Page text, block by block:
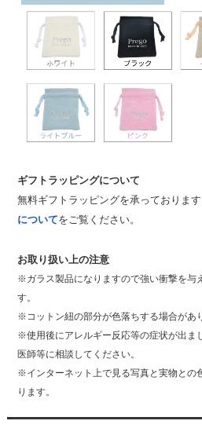
ギフトラッピングについて
無料ギフトラッピングを承っておりま
についてをご覧ください。
お取り扱い上の注意
※ガラス製品になりますので強い衝撃を与
す。
※コットン紐の部分が色落ちする場合があ
※使用後にアレルギー反応等の症状が出ま
医師等に相談してください。
※インターネット上で見る写真と実物との
ります。